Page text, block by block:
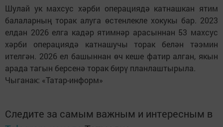
Шулай ук махсус хәрби операциядә катнашкан ятим
балаларның торак алуга өстенлекле хокукы бар. 2023
елдан 2026 елга кадәр ятимнәр арасыннан 53 махсус
хәрби операциядә катнашучы торак белән тәэмин
ителгән. 2026 ел башыннан өч кеше фатир алган, якын
арада тагын берсенә торак бирү планлаштырыла.
Чыганак: «Татар-информ»
Следите за самым важным и интересным в